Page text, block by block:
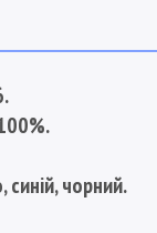
чорний.